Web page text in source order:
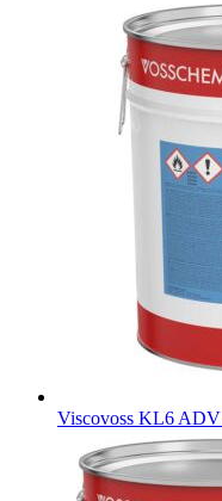
Viscovoss KL6 ADV